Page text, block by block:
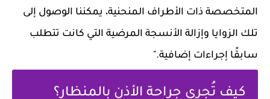
المتخصصة ذات الأطراف المنحنية، يمكننا الوصول إلى
تلك الزوايا وإزالة الأنسجة المرضية التي كانت تتطلب
سابقًا إجراءات إضافية."
كيف تُجرى جراحة الأذن بالمنظار؟